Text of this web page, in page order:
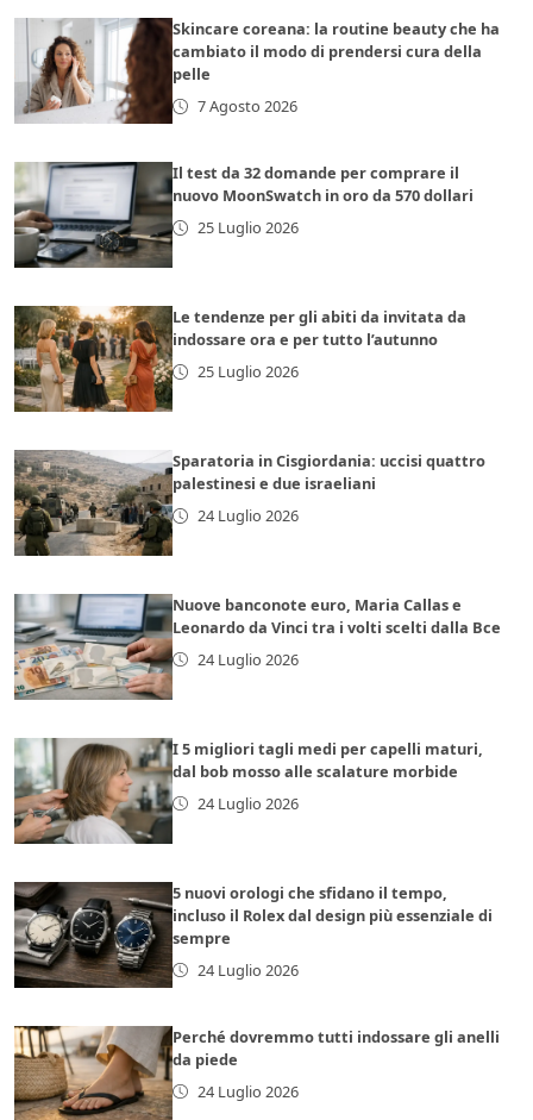
Skincare coreana: la routine beauty che ha
cambiato il modo di prendersi cura della
pelle
7 Agosto 2026
Il test da 32 domande per comprare il
nuovo MoonSwatch in oro da 570 dollari
25 Luglio 2026
Le tendenze per gli abiti da invitata da
indossare ora e per tutto l’autunno
25 Luglio 2026
Sparatoria in Cisgiordania: uccisi quattro
palestinesi e due israeliani
24 Luglio 2026
Nuove banconote euro, Maria Callas e
Leonardo da Vinci tra i volti scelti dalla Bce
24 Luglio 2026
I 5 migliori tagli medi per capelli maturi,
dal bob mosso alle scalature morbide
24 Luglio 2026
5 nuovi orologi che sfidano il tempo,
incluso il Rolex dal design più essenziale di
sempre
24 Luglio 2026
Perché dovremmo tutti indossare gli anelli
da piede
24 Luglio 2026